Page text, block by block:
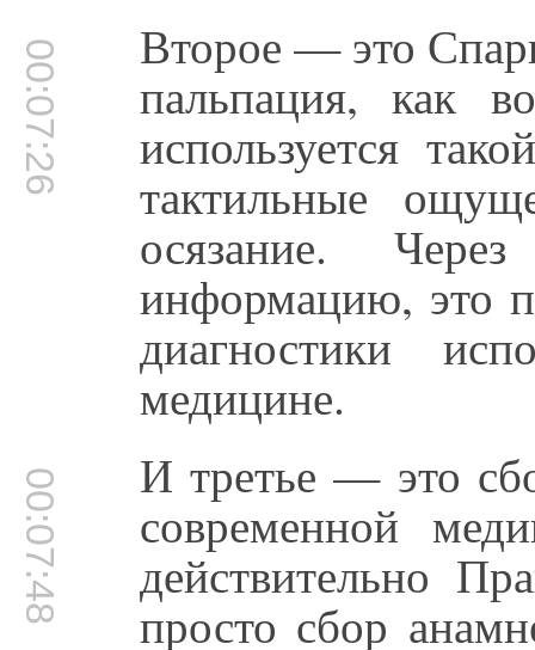
00:07:26 Второе — это
пальпация, как
используется
тактильные
осязание.
информацию, это
диагностики
медицине.
00:07:48 И третье — это
современной
действительно
просто сбор